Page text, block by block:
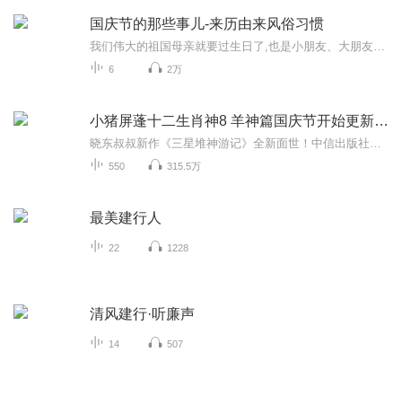
国庆节的那些事儿-来历由来风俗习惯
6 2万
小猪屏蓬十二生肖神8 羊神篇国庆节开始更新啦！
550 315.5万
最美建行人
22 1228
清风建行·听廉声
14 507